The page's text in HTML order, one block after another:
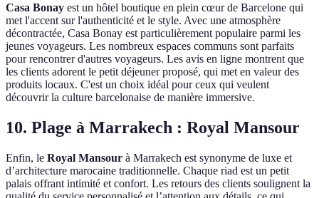
Casa Bonay est un hôtel boutique en plein cœur de Barcelone qui
met l'accent sur l'authenticité et le style. Avec une atmosphère
décontractée, Casa Bonay est particulièrement populaire parmi les
jeunes voyageurs. Les nombreux espaces communs sont parfaits
pour rencontrer d'autres voyageurs. Les avis en ligne montrent que
les clients adorent le petit déjeuner proposé, qui met en valeur des
produits locaux. C'est un choix idéal pour ceux qui veulent
découvrir la culture barcelonaise de manière immersive.
10. Plage à Marrakech : Royal Mansour
Enfin, le Royal Mansour à Marrakech est synonyme de luxe et
d’architecture marocaine traditionnelle. Chaque riad est un petit
palais offrant intimité et confort. Les retours des clients soulignent la